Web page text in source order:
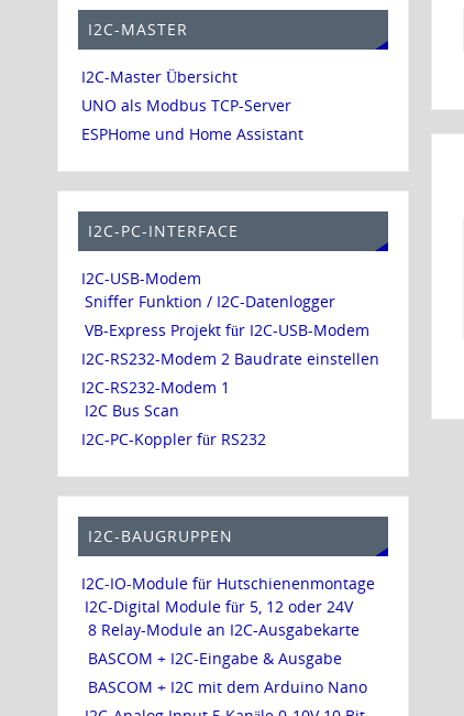
I2C-MASTER
I2C-Master Übersicht
UNO als Modbus TCP-Server
ESPHome und Home Assistant
I2C-PC-INTERFACE
I2C-USB-Modem
Sniffer Funktion / I2C-Datenlogger
VB-Express Projekt für I2C-USB-Modem
I2C-RS232-Modem 2 Baudrate einstellen
I2C-RS232-Modem 1
I2C Bus Scan
I2C-PC-Koppler für RS232
I2C-BAUGRUPPEN
I2C-IO-Module für Hutschienenmontage
I2C-Digital Module für 5, 12 oder 24V
8 Relay-Module an I2C-Ausgabekarte
BASCOM + I2C-Eingabe & Ausgabe
BASCOM + I2C mit dem Arduino Nano